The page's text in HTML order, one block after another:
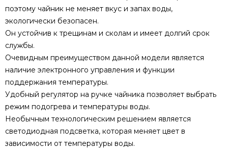
поэтому чайник не меняет вкус и запах воды,
экологически безопасен.
Он устойчив к трещинам и сколам и имеет долгий срок
службы.
Очевидным преимуществом данной модели является
наличие электронного управления и функции
поддержания температуры.
Удобный регулятор на ручке чайника позволяет выбрать
режим подогрева и температуры воды.
Необычным технологическим решением является
светодиодная подсветка, которая меняет цвет в
зависимости от температуры воды.